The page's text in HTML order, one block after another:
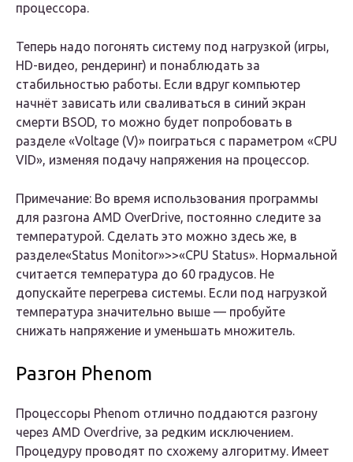
процессора.
Теперь надо погонять систему под нагрузкой (игры,
HD-видео, рендеринг) и понаблюдать за
стабильностью работы. Если вдруг компьютер
начнёт зависать или сваливаться в синий экран
смерти BSOD, то можно будет попробовать в
разделе «Voltage (V)» поиграться с параметром «CPU
VID», изменяя подачу напряжения на процессор.
Примечание: Во время использования программы
для разгона AMD OverDrive, постоянно следите за
температурой. Сделать это можно здесь же, в
разделе«Status Monitor»>>«CPU Status». Нормальной
считается температура до 60 градусов. Не
допускайте перегрева системы. Если под нагрузкой
температура значительно выше — пробуйте
снижать напряжение и уменьшать множитель.
Разгон Phenom
Процессоры Phenom отлично поддаются разгону
через AMD Overdrive, за редким исключением.
Процедуру проводят по схожему алгоритму. Имеет